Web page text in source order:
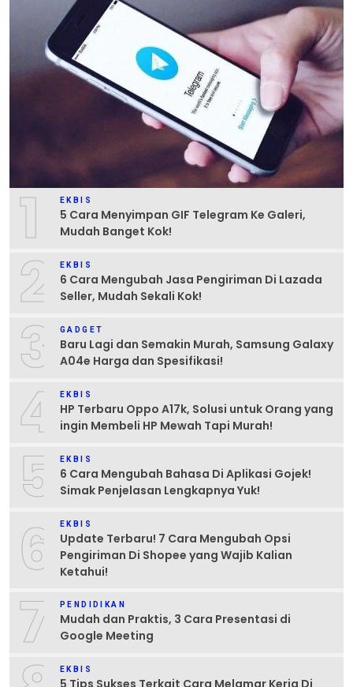
1 EKBIS
5 Cara Menyimpan GIF Telegram Ke Galeri,
Mudah Banget Kok!
2 EKBIS
6 Cara Mengubah Jasa Pengiriman Di Lazada
Seller, Mudah Sekali Kok!
3 GADGET
Baru Lagi dan Semakin Murah, Samsung Galaxy
A04e Harga dan Spesifikasi!
4 EKBIS
HP Terbaru Oppo A17k, Solusi untuk Orang yang
ingin Membeli HP Mewah Tapi Murah!
5 EKBIS
6 Cara Mengubah Bahasa Di Aplikasi Gojek!
Simak Penjelasan Lengkapnya Yuk!
6 EKBIS
Update Terbaru! 7 Cara Mengubah Opsi
Pengiriman Di Shopee yang Wajib Kalian
Ketahui!
7 PENDIDIKAN
Mudah dan Praktis, 3 Cara Presentasi di
Google Meeting
EKBIS